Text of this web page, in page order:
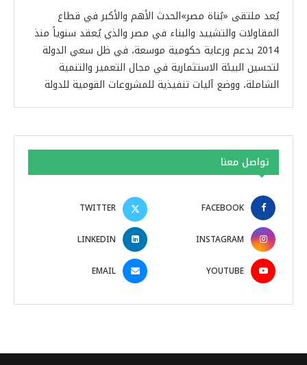
يُعد ملتقى «بُناة مصر»الحدث الأهم والأكبر في قطاع
المقاولات والتشييد والبناء في مصر والذي يُعقد سنوياً منذ
2014 بدعم ورعاية حكومية موسعة، في ظل سعي الدولة
لتحسين البيئة الاستثمارية في مجال التعمير والتنمية
الشاملة، ووضع آليات تنفيذية للمشروعات القومية للدولة
تواصل معنا
FACEBOOK
TWITTER
INSTAGRAM
LINKEDIN
YOUTUBE
EMAIL